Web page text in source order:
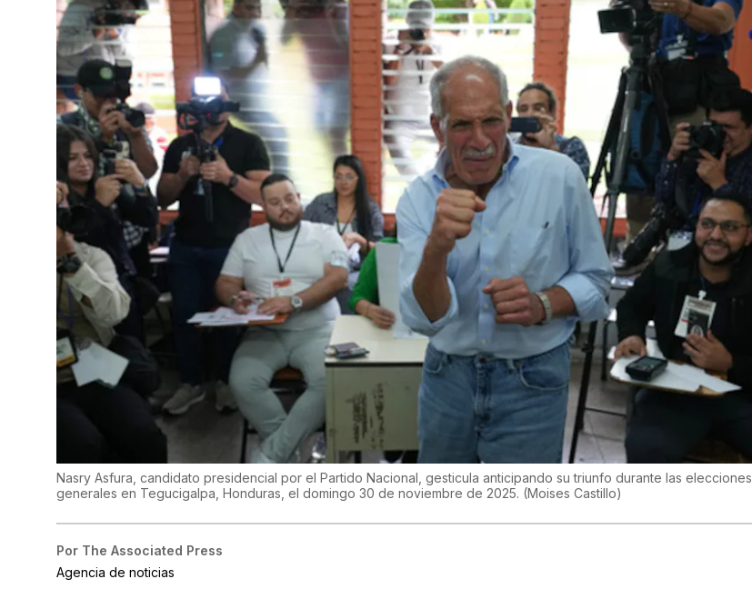
Nasry Asfura, candidato presidencial por el Partido Nacional, gesticula anticipando su triunfo durante las elecciones
generales en Tegucigalpa, Honduras, el domingo 30 de noviembre de 2025. (Moises Castillo)
Por The Associated Press
Agencia de noticias